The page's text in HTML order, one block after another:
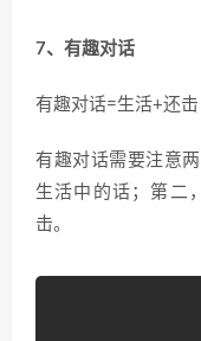
7、有趣对话
有趣对话=生活+还击
有趣对话需要注意
生活中的话；第二
击。